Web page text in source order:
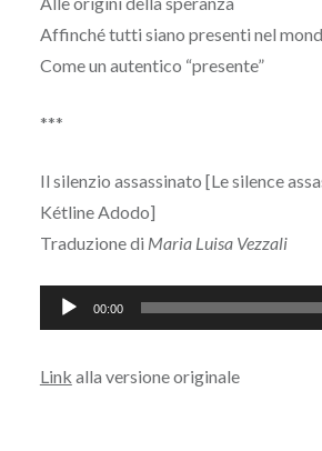
Affinché tutti siano presenti nel
Come un autentico “presente”
***
Il silenzio assassinato [Le silence
Kétline Adodo]
Traduzione di Maria Luisa Vezzali
Audio
Player
00:00
Link alla versione originale